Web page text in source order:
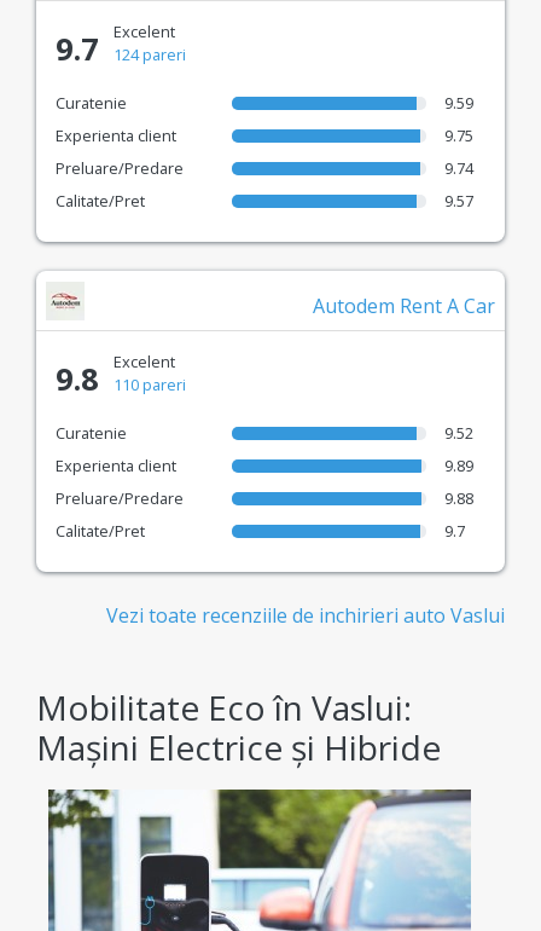
9.7
Excelent
124 pareri
Curatenie
9.59
Experienta client
9.75
Preluare/Predare
9.74
Calitate/Pret
9.57
Autodem Rent A Car
9.8
Excelent
110 pareri
Curatenie
9.52
Experienta client
9.89
Preluare/Predare
9.88
Calitate/Pret
9.7
Vezi toate recenziile de inchirieri auto Vaslui
Mobilitate Eco în Vaslui:
Mașini Electrice și Hibride